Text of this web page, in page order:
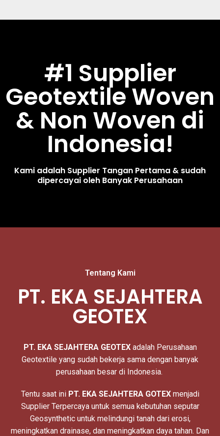
#1 Supplier
Geotextile Woven
& Non Woven di
Indonesia!
Kami adalah Supplier Tangan Pertama & sudah
dipercayai oleh Banyak Perusahaan
Tentang Kami
PT. EKA SEJAHTERA
GEOTEX
PT. EKA SEJAHTERA GEOTEXadalah Perusahaan
Geotextile yang sudah bekerja sama dengan banyak
perusahaan besar di Indonesia.
Tentu saat ini PT. EKA SEJAHTERA GOTEXmenjadi
Supplier Terpercaya untuk semua kebutuhan seputar
Geosynthetic untuk melindungi tanah dari erosi,
meningkatkan drainase, dan meningkatkan daya tahan. Dan